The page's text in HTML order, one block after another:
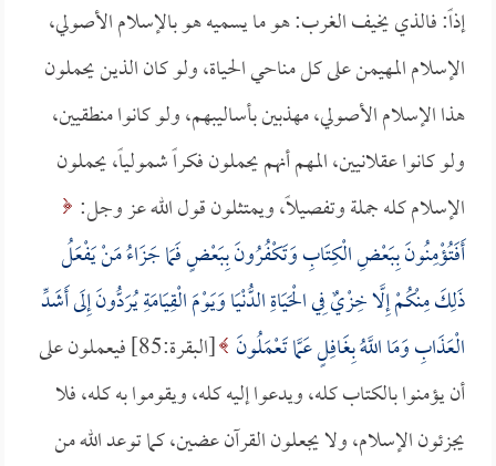
إذاً: فالذي يخيف الغرب: هو ما يسميه هو بالإسلام الأصولي،
الإسلام المهيمن على كل مناحي الحياة، ولو كان الذين يحملون
هذا الإسلام الأصولي، مهذبين بأساليبهم، ولو كانوا منطقيين،
ولو كانوا عقلانيين، المهم أنهم يحملون فكراً شمولياً، يحملون
الإسلام كله جملة وتفصيلاً، ويمتثلون قول الله عز وجل:
أَفَتُؤْمِنُونَ بِبَعْضِ الْكِتَابِ وَتَكْفُرُونَ بِبَعْضٍ فَمَا جَزَاءُ مَنْ يَفْعَلُ
ذَلِكَ مِنْكُمْ إِلَّا خِزْيٌ فِي الْحَيَاةِ الدُّنْيَا وَيَوْمَ الْقِيَامَةِ يُرَدُّونَ إِلَى أَشَدِّ
الْعَذَابِ وَمَا اللَّهُ بِغَافِلٍ عَمَّا تَعْمَلُونَ
[البقرة:85] فيعملون على
أن يؤمنوا بالكتاب كله، ويدعوا إليه كله، ويقوموا به كله، فلا
يجزئون الإسلام، ولا يجعلون القرآن عضين، كما توعد الله من